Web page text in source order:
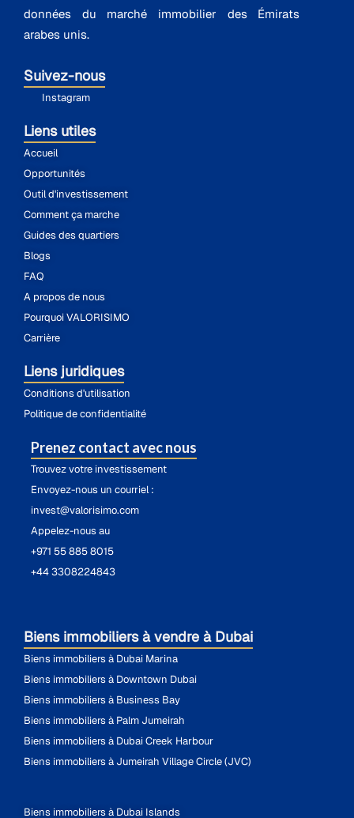
données du marché immobilier des Émirats
arabes unis.
Suivez-nous
Instagram
Liens utiles
Accueil
Opportunités
Outil d'investissement
Comment ça marche
Guides des quartiers
Blogs
FAQ
A propos de nous
Pourquoi VALORISIMO
Carrière
Liens juridiques
Conditions d'utilisation
Politique de confidentialité
Prenez contact avec nous
Trouvez votre investissement
Envoyez-nous un courriel :
invest@valorisimo.com
Appelez-nous au
+971 55 885 8015
+44 3308224843
Biens immobiliers à vendre à Dubai
Biens immobiliers à Dubai Marina
Biens immobiliers à Downtown Dubai
Biens immobiliers à Business Bay
Biens immobiliers à Palm Jumeirah
Biens immobiliers à Dubai Creek Harbour
Biens immobiliers à Jumeirah Village Circle (JVC)
Biens immobiliers à Dubai Islands